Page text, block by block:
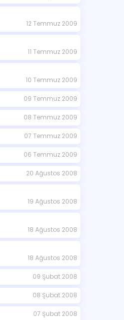
12 Temmuz 2009
11 Temmuz 2009
10 Temmuz 2009
09 Temmuz 2009
08 Temmuz 2009
07 Temmuz 2009
06 Temmuz 2009
20 Ağustos 2008
19 Ağustos 2008
18 Ağustos 2008
18 Ağustos 2008
09 Şubat 2008
08 Şubat 2008
07 Şubat 2008